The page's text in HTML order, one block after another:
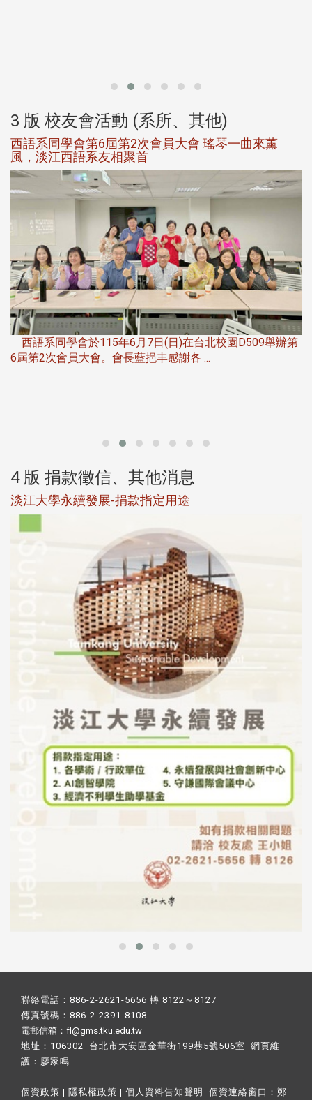
3 版 校友會活動 (系所、其他)
西語系同學會第6屆第2次會員大會 瑤琴一曲來薰
風，淡江西語系友相聚首
西語系同學會於115年6月7日(日)在台北校園D509舉辦第
6屆第2次會員大會。會長藍挹丰感謝各 ...
4 版 捐款徵信、其他消息
淡江大學永續發展-捐款指定用途
聯絡電話：886-2-2621-5656 轉 8122～8127
傳真號碼：886-2-2391-8108
電郵信箱：fl@gms.tku.edu.tw
地址：106302 台北市大安區金華街199巷5號506室 網頁維
護： 廖家鳴​
個資政策 | 隱私權政策 | 個人資料告知聲明 個資連絡窗口： 鄭